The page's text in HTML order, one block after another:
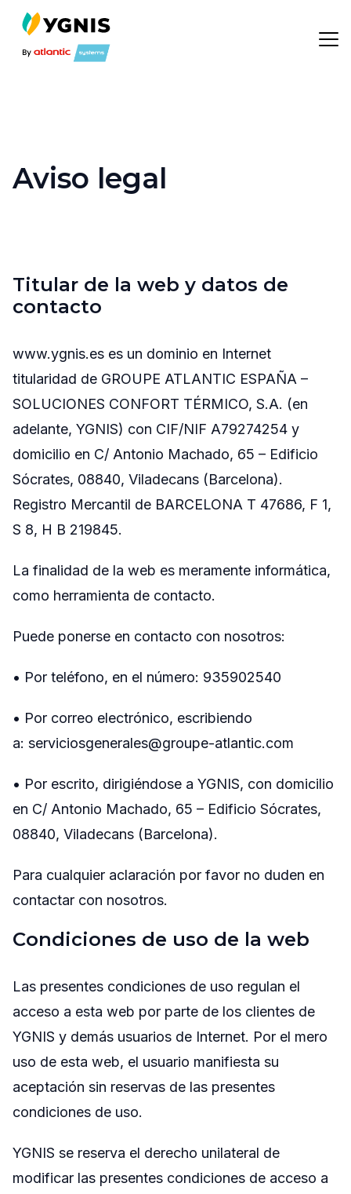
Aviso legal
Titular de la web y datos de
contacto
www.ygnis.es es un dominio en Internet
titularidad de GROUPE ATLANTIC ESPAÑA –
SOLUCIONES CONFORT TÉRMICO, S.A. (en
adelante, YGNIS) con CIF/NIF A79274254 y
domicilio en C/ Antonio Machado, 65 – Edificio
Sócrates, 08840, Viladecans (Barcelona).
Registro Mercantil de BARCELONA T 47686, F 1,
S 8, H B 219845.
La finalidad de la web es meramente informática,
como herramienta de contacto.
Puede ponerse en contacto con nosotros:
• Por teléfono, en el número: 935902540
• Por correo electrónico, escribiendo
a: serviciosgenerales@groupe-atlantic.com
• Por escrito, dirigiéndose a YGNIS, con domicilio
en C/ Antonio Machado, 65 – Edificio Sócrates,
08840, Viladecans (Barcelona).
Para cualquier aclaración por favor no duden en
contactar con nosotros.
Condiciones de uso de la web
Las presentes condiciones de uso regulan el
acceso a esta web por parte de los clientes de
YGNIS y demás usuarios de Internet. Por el mero
uso de esta web, el usuario manifiesta su
aceptación sin reservas de las presentes
condiciones de uso.
YGNIS se reserva el derecho unilateral de
modificar las presentes condiciones de acceso a